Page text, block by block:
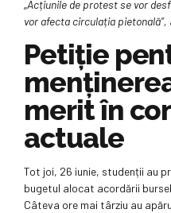
„Acțiunile de protest se vor
vor afecta circulația pietonală”,
Petiție
merit în
actuale
Tot joi, 26 iunie, studenții au
bugetul alocat acordării
Câteva ore mai târziu au